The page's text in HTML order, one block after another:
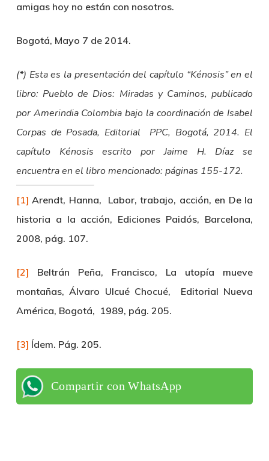
amigas hoy no están con nosotros.
Bogotá, Mayo 7 de 2014.
(*) Esta es la presentación del capítulo “Kénosis” en el
libro: Pueblo de Dios: Miradas y Caminos, publicado
por Amerindia Colombia bajo la coordinación de Isabel
Corpas de Posada, Editorial PPC, Bogotá, 2014. El
capítulo Kénosis escrito por Jaime H. Díaz se
encuentra en el libro mencionado: páginas 155-172.
[1] Arendt, Hanna, Labor, trabajo, acción, en De la
historia a la acción, Ediciones Paidós, Barcelona,
2008, pág. 107.
[2] Beltrán Peña, Francisco, La utopía mueve
montañas, Álvaro Ulcué Chocué, Editorial Nueva
América, Bogotá, 1989, pág. 205.
[3] Ídem. Pág. 205.
Compartir con WhatsApp